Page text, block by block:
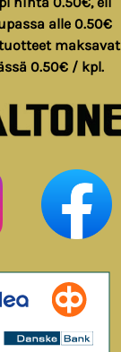
alle 0.50€
maksavat
0.50€ / kpl.